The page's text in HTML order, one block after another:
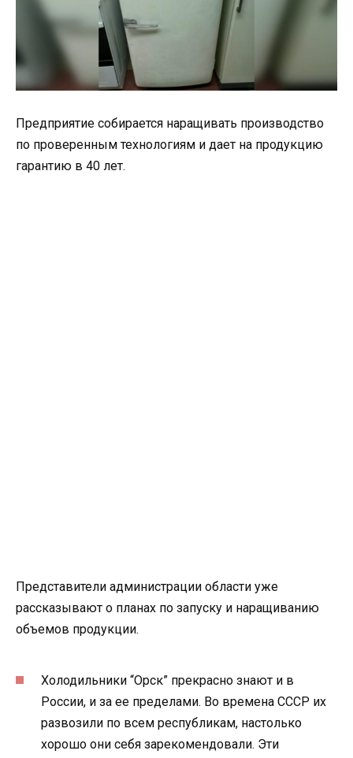
Предприятие собирается наращивать производство
по проверенным технологиям и дает на продукцию
гарантию в 40 лет.
Представители администрации области уже
рассказывают о планах по запуску и наращиванию
объемов продукции.
Холодильники “Орск” прекрасно знают и в
России, и за ее пределами. Во времена СССР их
развозили по всем республикам, настолько
хорошо они себя зарекомендовали. Эти